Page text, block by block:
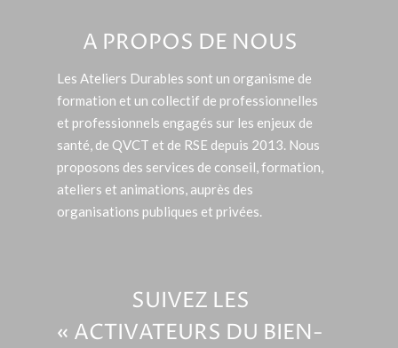
A PROPOS DE NOUS
Les Ateliers Durables sont un organisme de
formation et un collectif de professionnelles
et professionnels engagés sur les enjeux de
santé, de QVCT et de RSE depuis 2013. Nous
proposons des services de conseil, formation,
ateliers et animations, auprès des
organisations publiques et privées.
SUIVEZ LES
« ACTIVATEURS DU BIEN-